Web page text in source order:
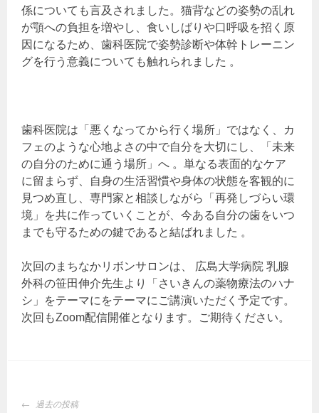
係についても言及されました。猫背などの姿勢の乱れ
が顎への負担を増やし、食いしばりや口呼吸を招く原
因になるため、歯科医院で姿勢診断や体幹トレーニン
グを行う意義についても触れられました 。
歯科医院は「悪くなってから行く場所」ではなく、カ
フェのような心地よさの中で自分を大切にし、「未来
の自分のために通う場所」へ 。単なる表面的なケア
に留まらず、自身の生活習慣や身体の状態を客観的に
見つめ直し、専門家と相談しながら「再発しづらい環
境」を共に作っていくことが、今ある自分の歯をいつ
までも守るための鍵であると結ばれました 。
次回のまちなかリボンサロンは、 広島大学病院 乳腺
外科の笹田伸介先生より「さいきんの薬物療法のハナ
シ」をテーマにをテーマにご講演いただく予定です。
次回もZoom配信開催となります。ご期待ください。
投過去の投稿